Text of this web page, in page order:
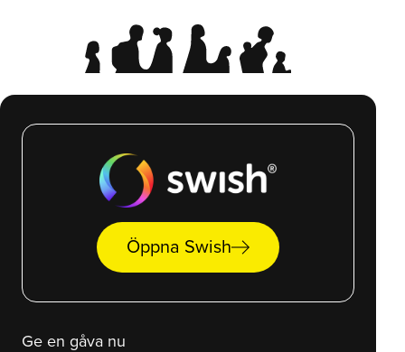
Öppna Swisharrow_right_alt
Ge en gåva nu